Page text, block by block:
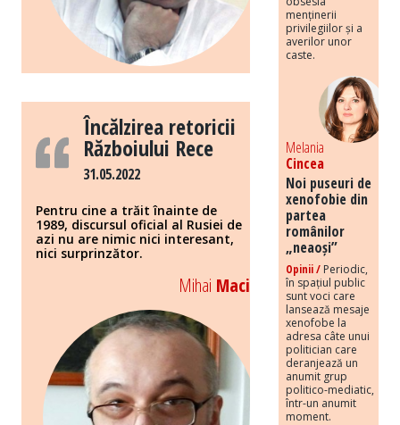
Încălzirea retoricii
Războiului Rece
31.05.2022
Pentru cine a trăit înainte de
1989, discursul oficial al Rusiei de
azi nu are nimic nici interesant,
nici surprinzător.
Mihai Maci
menținerii
privilegiilor și a
averilor unor
caste.
Melania
Cincea
Noi puseuri de
xenofobie din
partea
românilor
„neaoși”
Opinii / Periodic,
în spațiul public
sunt voci care
lansează mesaje
xenofobe la
adresa câte unui
politician care
deranjează un
anumit grup
politico-mediatic,
într-un anumit
moment.